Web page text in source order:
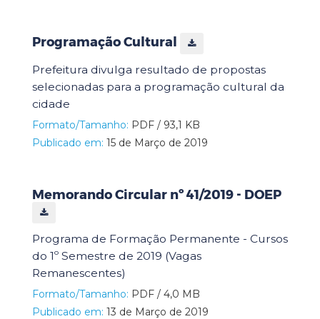
Programação Cultural
Prefeitura divulga resultado de propostas
selecionadas para a programação cultural da
cidade
Formato/Tamanho: PDF / 93,1 KB
Publicado em: 15 de Março de 2019
Memorando Circular nº 41/2019 - DOEP
Programa de Formação Permanente - Cursos
do 1º Semestre de 2019 (Vagas
Remanescentes)
Formato/Tamanho: PDF / 4,0 MB
Publicado em: 13 de Março de 2019